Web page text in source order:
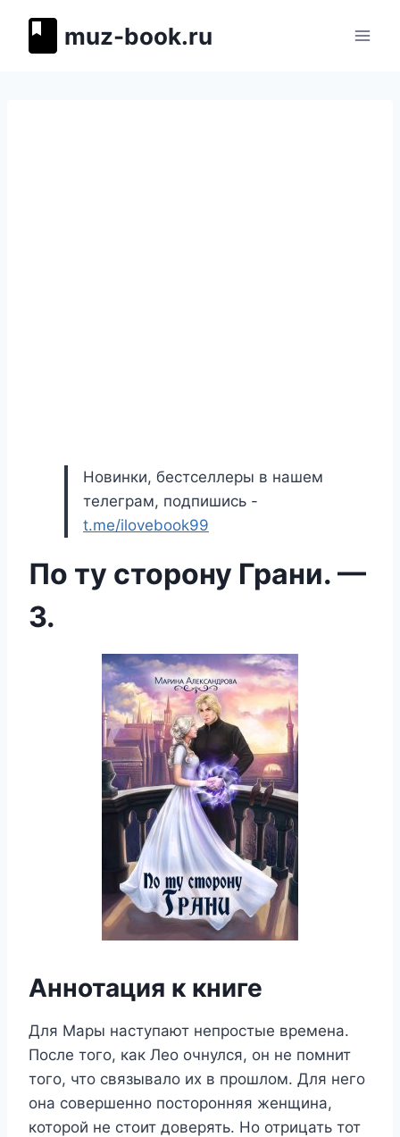
muz-book.ru
Новинки, бестселлеры в нашем
телеграм, подпишись -
t.me/ilovebook99
По ту сторону Грани. —
3.
Аннотация к книге
Для Мары наступают непростые времена.
После того, как Лео очнулся, он не помнит
того, что связывало их в прошлом. Для него
она совершенно посторонняя женщина,
которой не стоит доверять. Но отрицать тот